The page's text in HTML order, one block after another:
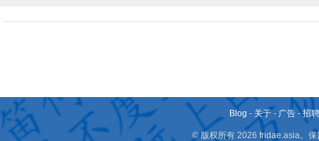
Blog - 关于 - 广告 -招
© 版权所有 2026 fridae.asia。